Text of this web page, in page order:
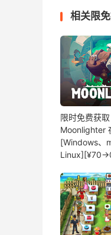
相关限
限时免费获
Moonlighter
[Windows、